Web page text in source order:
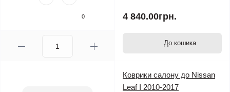
0 4 840.00грн.
До кошика
Коврики салону до Nissan
Leaf I 2010-2017